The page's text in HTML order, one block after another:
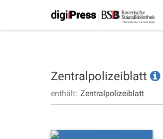
Zentralpolizeiblatt
enthält: Zentralpolizeiblatt